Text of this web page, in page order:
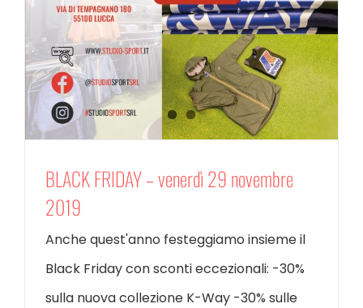
BLACK FRIDAY – venerdì 29 novembre
2019
Anche quest'anno festeggiamo insieme il
Black Friday con sconti eccezionali: -30%
sulla nuova collezione K-Way -30% sulle